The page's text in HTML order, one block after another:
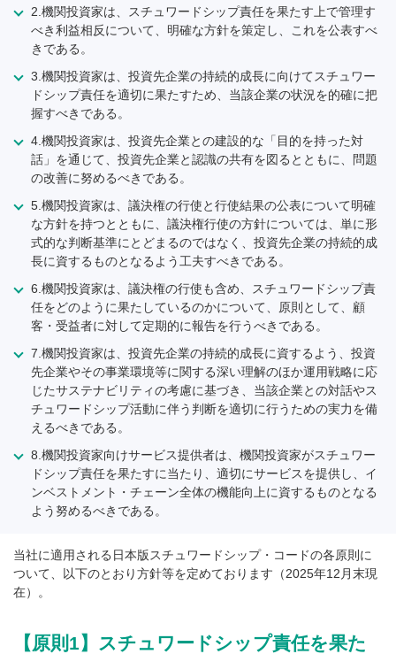
2.機関投資家は、スチュワードシップ責任を果たす上で管理す
べき利益相反について、明確な方針を策定し、これを公表すべ
きである。
3.機関投資家は、投資先企業の持続的成長に向けてスチュワー
ドシップ責任を適切に果たすため、当該企業の状況を的確に把
握すべきである。
4.機関投資家は、投資先企業との建設的な「目的を持った対
話」を通じて、投資先企業と認識の共有を図るとともに、問題
の改善に努めるべきである。
5.機関投資家は、議決権の行使と行使結果の公表について明確
な方針を持つとともに、議決権行使の方針については、単に形
式的な判断基準にとどまるのではなく、投資先企業の持続的成
長に資するものとなるよう工夫すべきである。
6.機関投資家は、議決権の行使も含め、スチュワードシップ責
任をどのように果たしているのかについて、原則として、顧
客・受益者に対して定期的に報告を行うべきである。
7.機関投資家は、投資先企業の持続的成長に資するよう、投資
先企業やその事業環境等に関する深い理解のほか運用戦略に応
じたサステナビリティの考慮に基づき、当該企業との対話やス
チュワードシップ活動に伴う判断を適切に行うための実力を備
えるべきである。
8.機関投資家向けサービス提供者は、機関投資家がスチュワー
ドシップ責任を果たすに当たり、適切にサービスを提供し、イ
ンベストメント・チェーン全体の機能向上に資するものとなる
よう努めるべきである。
当社に適用される日本版スチュワードシップ・コードの各原則に
ついて、以下のとおり方針等を定めております（2025年12月末現
在）。
【原則1】スチュワードシップ責任を果た